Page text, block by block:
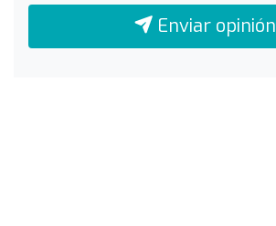
Enviar opinión